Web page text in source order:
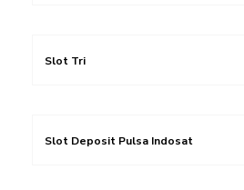
Slot Tri
Slot Deposit Pulsa Indosat